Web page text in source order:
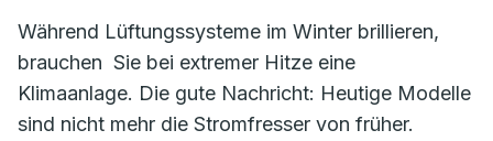
Während Lüftungssysteme im Winter brillieren,
brauchen Sie bei extremer Hitze eine
Klimaanlage. Die gute Nachricht: Heutige Modelle
sind nicht mehr die Stromfresser von früher.